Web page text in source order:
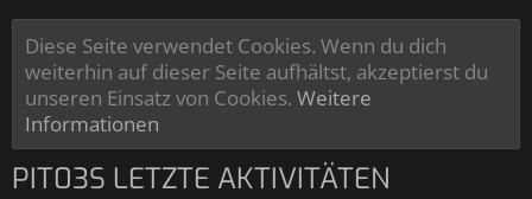
Diese Seite verwendet Cookies. Wenn du dich
weiterhin auf dieser Seite aufhältst, akzeptierst du
unseren Einsatz von Cookies. Weitere
Informationen
PIT03S LETZTE AKTIVITÄTEN